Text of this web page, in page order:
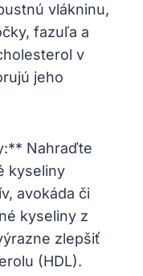
vlákninu,
fazuľa a
v
jeho
Nahraďte
kyseliny
avokáda či
kyseliny z
zlepšiť‍
(HDL).